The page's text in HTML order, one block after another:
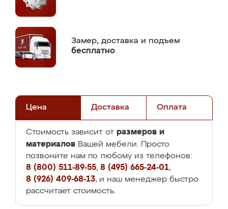
Замер, доставка и подъем
бесплатно
Цена Доставка Оплата
Стоимость зависит от размеров и
материалов Вашей мебели. Просто
позвоните нам по любому из телефонов:
8 (800) 511-89-55, 8 (495) 665-24-01,
8 (926) 409-68-13, и наш менеджер быстро
рассчитает стоимость.